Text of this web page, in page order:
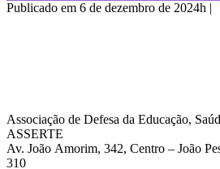
Publicado em 6 de dezembro de 2024h |
Associação de Defesa da Educação,
ASSERTE
Av. João Amorim, 342, Centro – João
310